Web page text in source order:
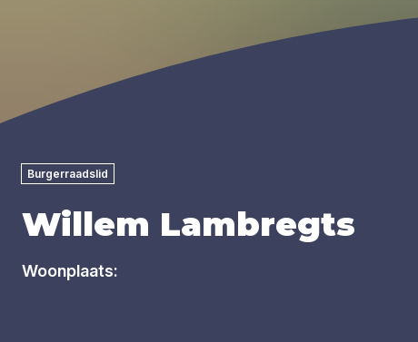
Burgerraadslid
Willem Lambregts
Woonplaats: